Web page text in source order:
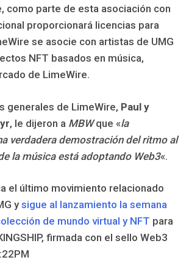
como parte de esta asociación con
proporcionará licencias para
se asocie con artistas de UMG
NFT basados ​​en música,
de LimeWire.
generales de LimeWire, Paul y
, le dijeron a MBWque «la
verdadera demostración del ritmo al
la música está adoptando Web3«.
el último movimiento relacionado
ysigue al lanzamiento la semana
de mundo virtual y NFT para
firmada con el sello Web3